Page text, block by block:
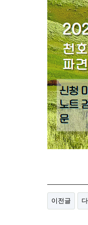
이전글